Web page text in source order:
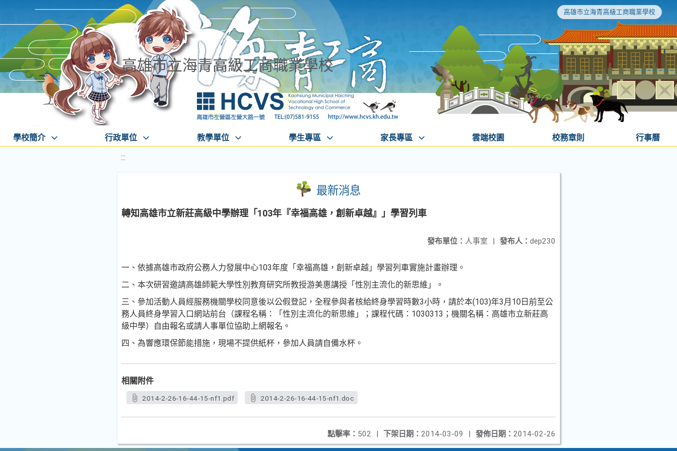
高雄市立海青高級工商職業學校
高雄市立海青高級工商職業學校
學校簡介 行政單位 教學單位 學生專區 家長專區 雲端校園 校務章則 行事曆
:::
最新消息
轉知高雄市立新莊高級中學辦理「103年『幸福高雄，創新卓越』」學習列車
發布人： dep230
發布單位： 人事室 |
一、依據高雄市政府公務人力發展中心103年度「幸福高雄， 創新卓越」學習列車實施計畫辦理。
二、本次研習邀請高雄師範大學性別教育研究所教授游美惠講授「性別主流化的新思維」。
三、參加活動人員經服務機關學校同意後以公假登記，全程參與者核給終身學習時數3小時，請於本(103)年3月10日前至公
務人員終身學習入口網站前台（課程名稱：「性別主流化的新思維」；課程代碼：1030313；機關名稱：高雄市立新莊高
級中學）自由報名或請人事單位協助上網報名。
四、為響應環保節能措施，現場不提供紙杯，參加人員請自備水杯。
相關附件
2014-2-26-16-44-15-nf1.pdf 2014-2-26-16-44-15-nf1.doc
發佈日期： 2014-02-26
下架日期： 2014-03-09 |
點擊率： 502 |